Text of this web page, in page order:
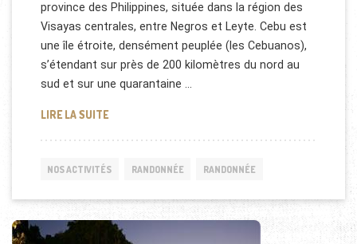
province des Philippines, située dans la région des
Visayas centrales, entre Negros et Leyte. Cebu est
une île étroite, densément peuplée (les Cebuanos),
s’étendant sur près de 200 kilomètres du nord au
sud et sur une quarantaine …
LIRE LA SUITERANDONNÉE CEBU, PHILIPPINES
NOS ACTIVITÉS RANDONNÉE RANDONNÉE